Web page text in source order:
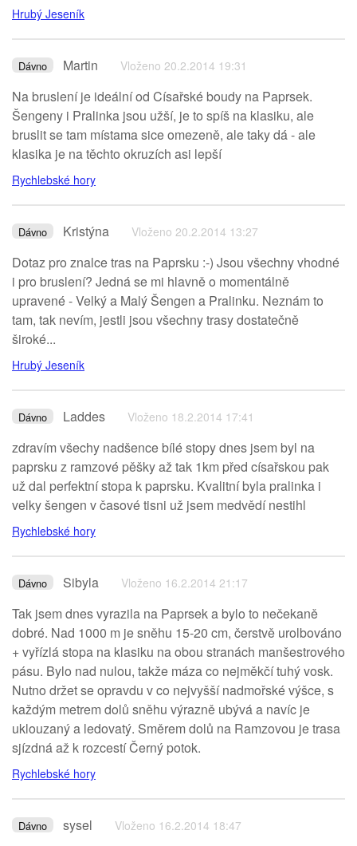
Hrubý Jeseník
Dávno Martin Vloženo 20.2.2014 19:31
Na bruslení je ideální od Císařské boudy na Paprsek.
Šengeny i Pralinka jsou užší, je to spíš na klasiku, ale
bruslit se tam místama sice omezeně, ale taky dá - ale
klasika je na těchto okruzích asi lepší
Rychlebské hory
Dávno Kristýna Vloženo 20.2.2014 13:27
Dotaz pro znalce tras na Paprsku :-) Jsou všechny vhodné
i pro bruslení? Jedná se mi hlavně o momentálně
upravené - Velký a Malý Šengen a Pralinku. Neznám to
tam, tak nevím, jestli jsou všechny trasy dostatečně
široké...
Hrubý Jeseník
Dávno Laddes Vloženo 18.2.2014 17:41
zdravím všechy nadšence bílé stopy dnes jsem byl na
paprsku z ramzové pěšky až tak 1km před císařskou pak
už dal perfektní stopa k paprsku. Kvalitní byla pralinka i
velky šengen v časové tisni už jsem medvědí nestihl
Rychlebské hory
Dávno Sibyla Vloženo 16.2.2014 21:17
Tak jsem dnes vyrazila na Paprsek a bylo to nečekaně
dobré. Nad 1000 m je sněhu 15-20 cm, čerstvě urolbováno
+ vyřízlá stopa na klasiku na obou stranách manšestrového
pásu. Bylo nad nulou, takže máza co nejměkčí tuhý vosk.
Nutno držet se opravdu v co nejvyšší nadmořské výšce, s
každým metrem dolů sněhu výrazně ubývá a navíc je
uklouzaný a ledovatý. Směrem dolů na Ramzovou je trasa
sjízdná až k rozcestí Černý potok.
Rychlebské hory
Dávno sysel Vloženo 16.2.2014 18:47